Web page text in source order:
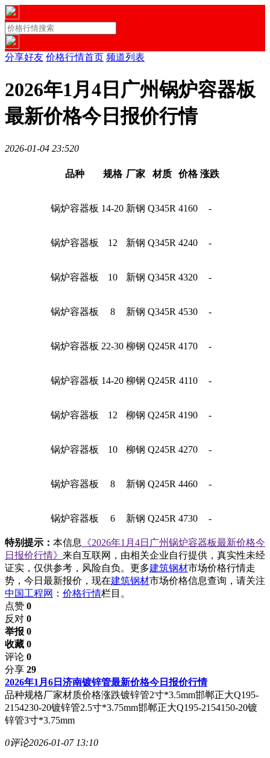
分享好友 价格行情首页 频道列表
2026年1月4日广州锅炉容器板
最新价格今日报价行情
2026-01-04 23:520
品种 规格 厂家 材质 价格 涨跌
锅炉容器板 14-20 新钢 Q345R 4160 -
锅炉容器板 12 新钢 Q345R 4240 -
锅炉容器板 10 新钢 Q345R 4320 -
锅炉容器板 8 新钢 Q345R 4530 -
锅炉容器板 22-30 柳钢 Q245R 4170 -
锅炉容器板 14-20 柳钢 Q245R 4110 -
锅炉容器板 12 柳钢 Q245R 4190 -
锅炉容器板 10 柳钢 Q245R 4270 -
锅炉容器板 8 新钢 Q245R 4460 -
锅炉容器板 6 新钢 Q245R 4730 -
特别提示： 本信息
《2026年1月4日广州锅炉容器板最新价格今
日报价行情》 来自互联网，由相关企业自行提供，真实性未经
证实，仅供参考，风险自负。更多建筑钢材市场价格行情走
势，今日最新报价，现在建筑钢材市场价格信息查询，请关注
中国工程网 ： 价格行情栏目。
点赞 0
反对 0
举报 0
收藏 0
评论 0
分享 29
2026年1月6日济南镀锌管最新价格今日报价行情
品种规格厂家材质价格涨跌镀锌管2寸*3.5mm邯郸正大Q195-
2154230-20镀锌管2.5寸*3.75mm邯郸正大Q195-2154150-20镀
锌管3寸*3.75mm
0评论2026-01-07 13:10